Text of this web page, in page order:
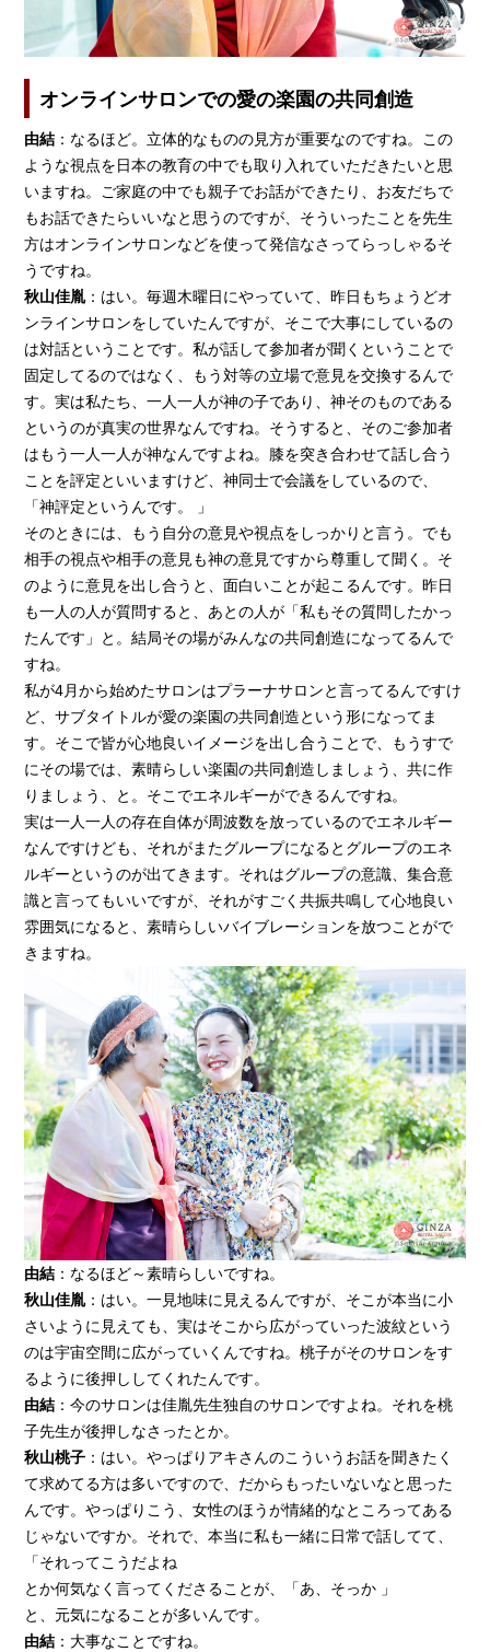
オンラインサロンでの愛の楽園の共同創造
由結 ：なるほど。立体的なものの見方が重要なのですね。この
ような視点を日本の教育の中でも取り入れていただきたいと思
いますね。ご家庭の中でも親子でお話ができたり、お友だちで
もお話できたらいいなと思うのですが、そういったことを先生
方はオンラインサロンなどを使って発信なさってらっしゃるそ
うですね。
秋山佳胤：はい。毎週木曜日にやっていて、昨日もちょうどオ
ンラインサロンをしていたんですが、そこで大事にしているの
は対話ということです。私が話して参加者が聞くということで
固定してるのではなく、もう対等の立場で意見を交換するんで
す。実は私たち、一人一人が神の子であり、神そのものである
というのが真実の世界なんですね。そうすると、そのご参加者
はもう一人一人が神なんですよね。膝を突き合わせて話し合う
ことを評定といいますけど、神同士で会議をしているので、
「神評定というんです。 」
そのときには、もう自分の意見や視点をしっかりと言う。でも
相手の視点や相手の意見も神の意見ですから尊重して聞く。そ
のように意見を出し合うと、面白いことが起こるんです。昨日
も一人の人が質問すると、あとの人が「私もその質問したかっ
たんです」と。結局その場がみんなの共同創造になってるんで
すね。
私が4月から始めたサロンはプラーナサロンと言ってるんですけ
ど、サブタイトルが愛の楽園の共同創造という形になってま
す。そこで皆が心地良いイメージを出し合うことで、もうすで
にその場では、素晴らしい楽園の共同創造しましょう、共に作
りましょう、と。そこでエネルギーができるんですね。
実は一人一人の存在自体が周波数を放っているのでエネルギー
なんですけども、それがまたグループになるとグループのエネ
ルギーというのが出てきます。それはグループの意識、集合意
識と言ってもいいですが、それがすごく共振共鳴して心地良い
雰囲気になると、素晴らしいバイブレーションを放つことがで
きますね。
由結 ：なるほど～素晴らしいですね。
秋山佳胤：はい。一見地味に見えるんですが、そこが本当に小
さいように見えても、実はそこから広がっていった波紋という
のは宇宙空間に広がっていくんですね。桃子がそのサロンをす
るように後押ししてくれたんです。
由結 ：今のサロンは佳胤先生独自のサロンですよね。それを桃
子先生が後押しなさったとか。
秋山桃子 ：はい。やっぱりアキさんのこういうお話を聞きたく
て求めてる方は多いですので、だからもったいないなと思った
んです。やっぱりこう、女性のほうが情緒的なところってある
じゃないですか。それで、本当に私も一緒に日常で話してて、
「それってこうだよね
とか何気なく言ってくださることが、「あ、そっか 」
と、元気になることが多いんです。
由結 ：大事なことですね。